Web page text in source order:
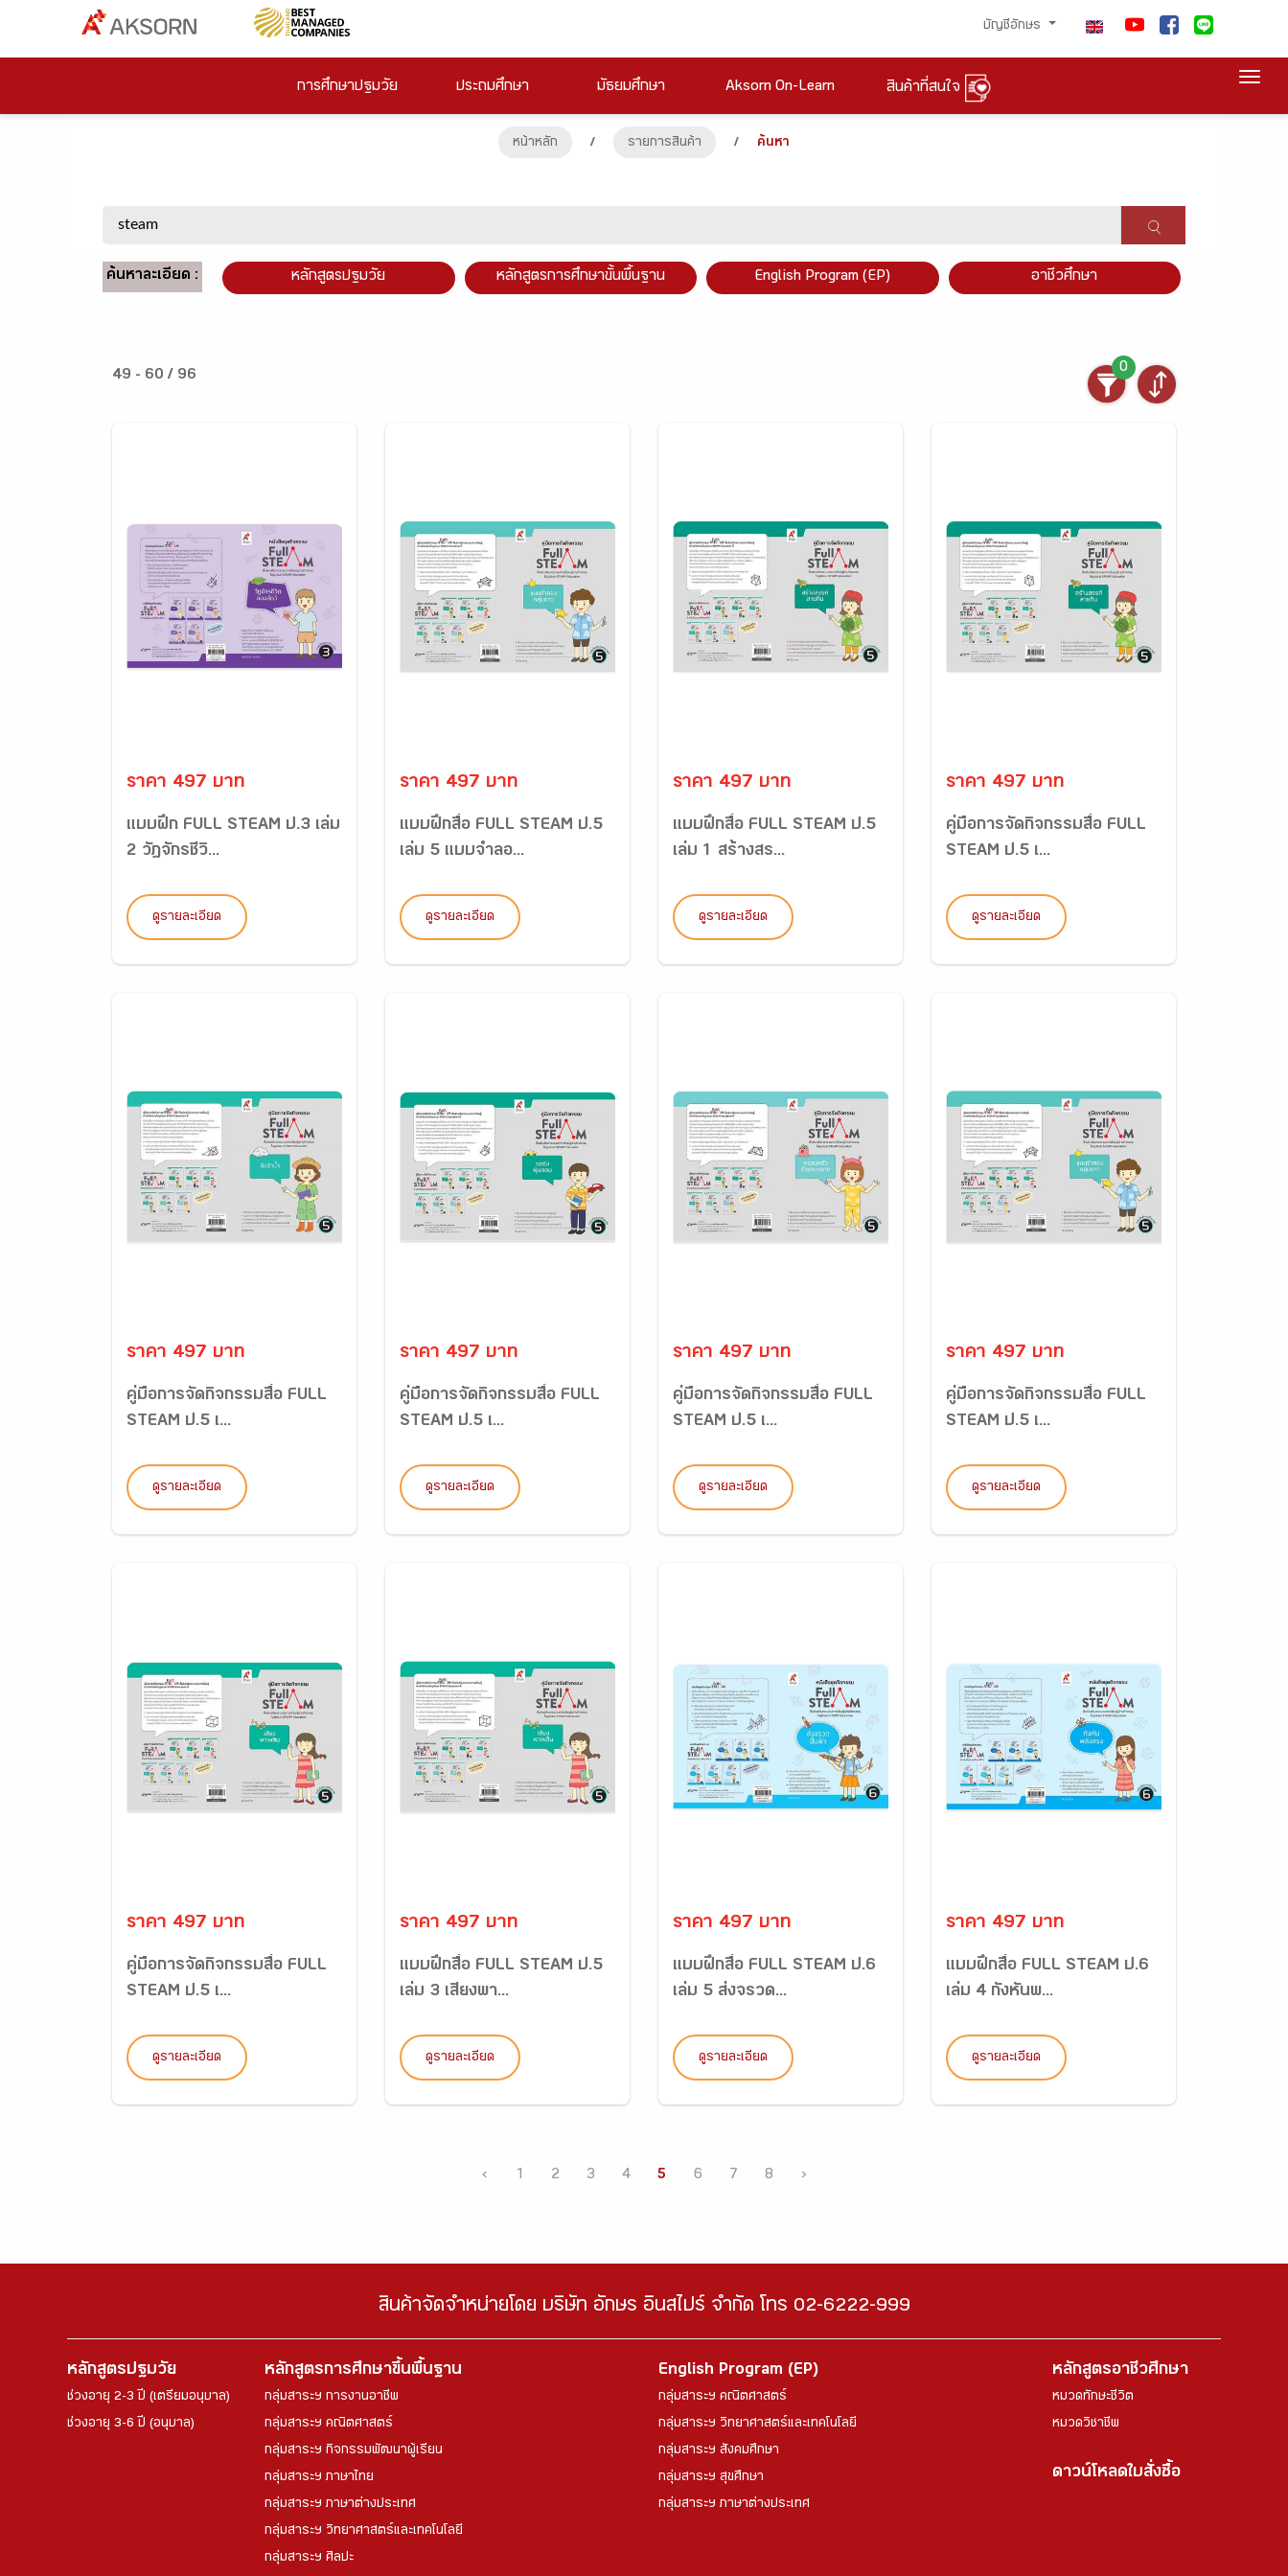
บัญชีอักษร
การศึกษาปฐมวัย ประถมศึกษา มัธยมศึกษา Aksorn On-Learn สินค้าที่สนใจ
หน้าหลัก / รายการสินค้า / ค้นหา
ค้นหาละเอียด : หลักสูตรปฐมวัย หลักสูตรการศึกษาขั้นพื้นฐาน English Program (EP) อาชีวศึกษา
49 - 60 / 96
0
ราคา 497 บาท
แบบฝึก FULL STEAM ป.3 เล่ม
2 วัฎจักรชีวิ...
ดูรายละเอียด
ราคา 497 บาท
แบบฝึกสื่อ FULL STEAM ป.5
เล่ม 5 แบบจำลอ...
ดูรายละเอียด
ราคา 497 บาท
แบบฝึกสื่อ FULL STEAM ป.5
เล่ม 1 สร้างสร...
ดูรายละเอียด
ราคา 497 บาท
คู่มือการจัดกิจกรรมสื่อ FULL
STEAM ป.5 เ...
ดูรายละเอียด
ราคา 497 บาท
คู่มือการจัดกิจกรรมสื่อ FULL
STEAM ป.5 เ...
ดูรายละเอียด
ราคา 497 บาท
คู่มือการจัดกิจกรรมสื่อ FULL
STEAM ป.5 เ...
ดูรายละเอียด
ราคา 497 บาท
คู่มือการจัดกิจกรรมสื่อ FULL
STEAM ป.5 เ...
ดูรายละเอียด
ราคา 497 บาท
คู่มือการจัดกิจกรรมสื่อ FULL
STEAM ป.5 เ...
ดูรายละเอียด
ราคา 497 บาท
คู่มือการจัดกิจกรรมสื่อ FULL
STEAM ป.5 เ...
ดูรายละเอียด
ราคา 497 บาท
แบบฝึกสื่อ FULL STEAM ป.5
เล่ม 3 เสียงพา...
ดูรายละเอียด
ราคา 497 บาท
แบบฝึกสื่อ FULL STEAM ป.6
เล่ม 5 ส่งจรวด...
ดูรายละเอียด
ราคา 497 บาท
แบบฝึกสื่อ FULL STEAM ป.6
เล่ม 4 กังหันพ...
ดูรายละเอียด
‹ 1 2 3 4 5 6 7 8 ›
สินค้าจัดจำหน่ายโดย บริษัท อักษร อินสไปร์ จำกัด โทร 02-6222-999
หลักสูตรปฐมวัย
ช่วงอายุ 2-3 ปี (เตรียมอนุบาล)
ช่วงอายุ 3-6 ปี (อนุบาล)
หลักสูตรการศึกษาขึ้นพื้นฐาน
กลุ่มสาระฯ การงานอาชีพ
กลุ่มสาระฯ คณิตศาสตร์
กลุ่มสาระฯ กิจกรรมพัฒนาผู้เรียน
กลุ่มสาระฯ ภาษาไทย
กลุ่มสาระฯ ภาษาต่างประเทศ
กลุ่มสาระฯ วิทยาศาสตร์และเทคโนโลยี
กลุ่มสาระฯ ศิลปะ
English Program (EP)
กลุ่มสาระฯ คณิตศาสตร์
กลุ่มสาระฯ วิทยาศาสตร์และเทคโนโลยี
กลุ่มสาระฯ สังคมศึกษา
กลุ่มสาระฯ สุขศึกษา
กลุ่มสาระฯ ภาษาต่างประเทศ
หลักสูตรอาชีวศึกษา
หมวดทักษะชีวิต
หมวดวิชาชีพ
ดาวน์โหลดใบสั่งซื้อ